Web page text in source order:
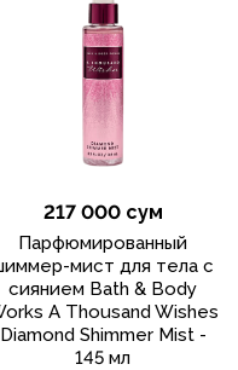
217 000 сум
Парфюмированный
мист для тела с
сиянием Bath & Body
A Thousand Wishes
Diamond Shimmer Mist -
145 мл